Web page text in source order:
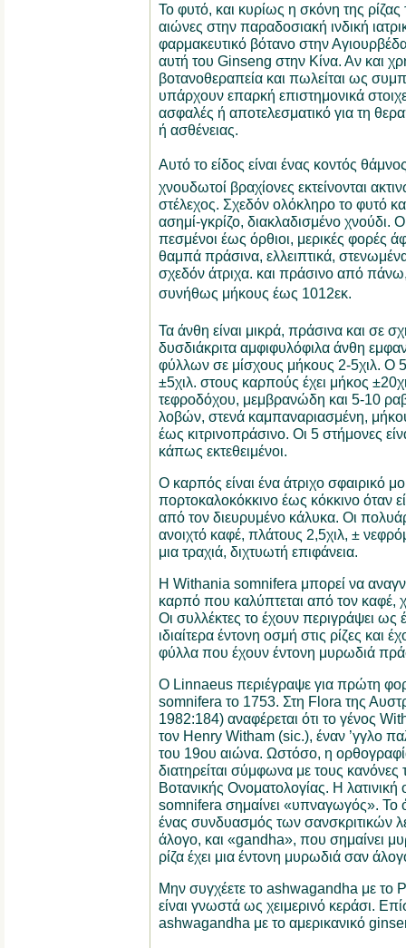
Το φυτό, και κυρίως η σκόνη της ρίζας
αιώνες στην παραδοσιακή ινδική
φαρμακευτικό βότανο στην
αυτή του Ginseng στην Κίνα. Αν και
βοτανοθεραπεία και πωλείται ως
υπάρχουν επαρκή επιστημονικά
ασφαλές ή αποτελεσματικό για τη
ή ασθένειας.
Αυτό το είδος είναι ένας κοντός
χνουδωτοί βραχίονες εκτείνονται
στέλεχος. Σχεδόν ολόκληρο το φυτό
ασημί-γκρίζο, διακλαδισμένο χνούδι.
πεσμένοι έως όρθιοι, μερικές φορές
θαμπά πράσινα, ελλειπτικά,
σχεδόν άτριχα. και πράσινο από
συνήθως μήκους έως 1012εκ.
Τα άνθη είναι μικρά, πράσινα και σε
δυσδιάκριτα αμφιφυλόφιλα άνθη
φύλλων σε μίσχους μήκους 2-5χιλ. Ο
±5χιλ. στους καρπούς έχει μήκος
τεφροδόχου, μεμβρανώδη και 5-10
λοβών, στενά καμπαναριασμένη,
έως κιτρινοπράσινο. Οι 5 στήμονες
κάπως εκτεθειμένοι.
Ο καρπός είναι ένα άτριχο σφαιρικό
πορτοκαλοκόκκινο έως κόκκινο όταν
από τον διευρυμένο κάλυκα. Οι
ανοιχτό καφέ, πλάτους 2,5χιλ, ±
μια τραχιά, διχτυωτή επιφάνεια.
Η Withania somnifera μπορεί να
καρπό που καλύπτεται από τον καφέ,
Οι συλλέκτες το έχουν περιγράψει
ιδιαίτερα έντονη οσμή στις ρίζες και
φύλλα που έχουν έντονη μυρωδιά
Ο Linnaeus περιέγραψε για πρώτη
somnifera το 1753. Στη Flora της
1982:184) αναφέρεται ότι το γένος
τον Henry Witham (sic.), έναν ’γγλο
του 19ου αιώνα. Ωστόσο, η
διατηρείται σύμφωνα με τους
Βοτανικής Ονοματολογίας. Η λατινική
somnifera σημαίνει «υπναγωγός». Το
ένας συνδυασμός των σανσκριτικών
άλογο, και «gandha», που σημαίνει
ρίζα έχει μια έντονη μυρωδιά σαν
Μην συγχέετε το ashwagandha με το
είναι γνωστά ως χειμερινό κεράσι.
ashwagandha με το αμερικανικό